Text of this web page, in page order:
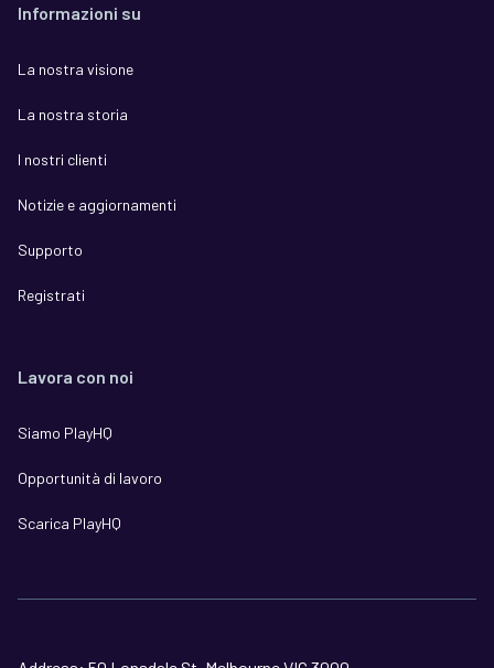
Informazioni su
La nostra visione
La nostra storia
I nostri clienti
Notizie e aggiornamenti
Supporto
Registrati
Lavora con noi
Siamo PlayHQ
Opportunità di lavoro
Scarica PlayHQ